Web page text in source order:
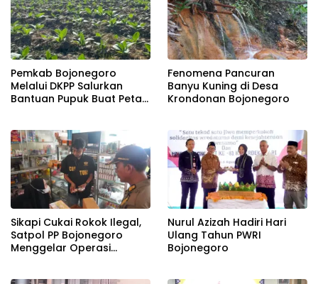
Pemkab Bojonegoro
Melalui DKPP Salurkan
Bantuan Pupuk Buat Petani
Fenomena Pancuran
Banyu Kuning di Desa
Krondonan Bojonegoro
Sikapi Cukai Rokok Ilegal,
Satpol PP Bojonegoro
Menggelar Operasi
Nurul Azizah Hadiri Hari
Ulang Tahun PWRI
Bojonegoro